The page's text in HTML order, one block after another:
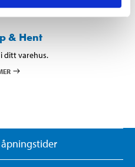
& Hent
ditt varehus.